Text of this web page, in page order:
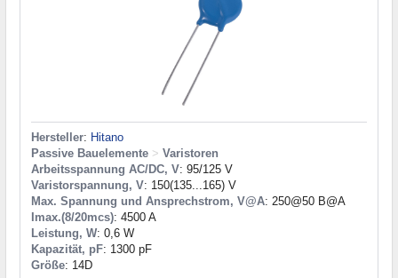
Hersteller: Hitano
Passive Bauelemente > Varistoren
Arbeitsspannung AC/DC, V: 95/125 V
Varistorspannung, V: 150(135...165) V
Max. Spannung und Ansprechstrom, V@A: 250@50 B@A
Imax.(8/20mcs): 4500 A
Leistung, W: 0,6 W
Kapazität, pF: 1300 pF
Größe: 14D